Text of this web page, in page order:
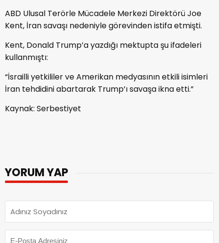
ABD Ulusal Terörle Mücadele Merkezi Direktörü Joe
Kent, İran savaşı nedeniyle görevinden istifa etmişti.
Kent, Donald Trump’a yazdığı mektupta şu ifadeleri
kullanmıştı:
“İsrailli yetkililer ve Amerikan medyasının etkili isimleri
İran tehdidini abartarak Trump’ı savaşa ikna etti.”
Kaynak: Serbestiyet
YORUM YAP